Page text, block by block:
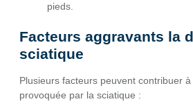
pieds.
Facteurs aggravants la
sciatique
Plusieurs facteurs peuvent contribuer
provoquée par la sciatique :